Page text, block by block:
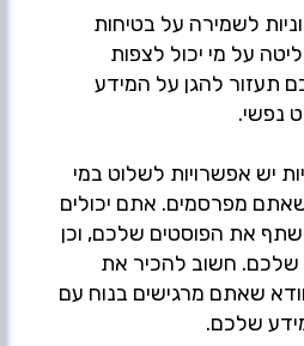
לשמירה על בטיחות
על מי יכול לצפות
תעזור להגן על המידע
נפשי.
יש אפשרויות לשלוט במי
מפרסמים. אתם יכולים
את הפוסטים שלכם, וכן
שלכם. חשוב להכיר את
שאתם מרגישים בנוח עם
שלכם.